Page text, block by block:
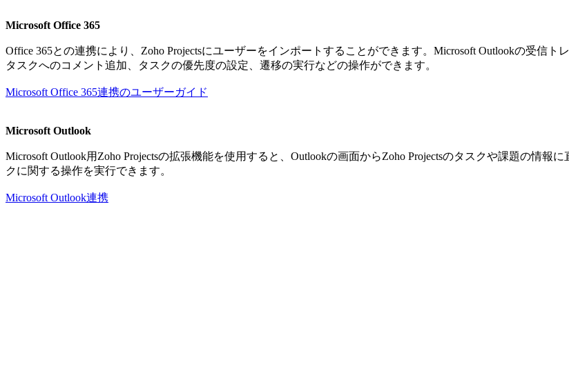
Microsoft Office 365
Office 365との連携により、Zoho Projectsにユーザーをインポートすることができます。Microsoft Outlookの受信
タスクへのコメント追加、タスクの優先度の設定、遷移の実行などの操作ができます。
Microsoft Office 365連携のユーザーガイド
Microsoft Outlook
Microsoft Outlook用Zoho Projectsの拡張機能を使用すると、Outlookの画面からZoho Projectsのタスクや課題の情
クに関する操作を実行できます。
Microsoft Outlook連携